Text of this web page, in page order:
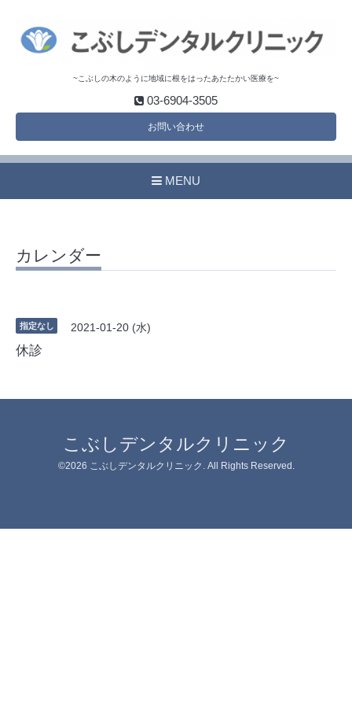
~こぶしの木のように地域に根をはったあたたかい医療を~
03-6904-3505
お問い合わせ
MENU
カレンダー
指定なし 2021-01-20 (水)
休診
こぶしデンタルクリニック
©2026 こぶしデンタルクリニック . All Rights Reserved.